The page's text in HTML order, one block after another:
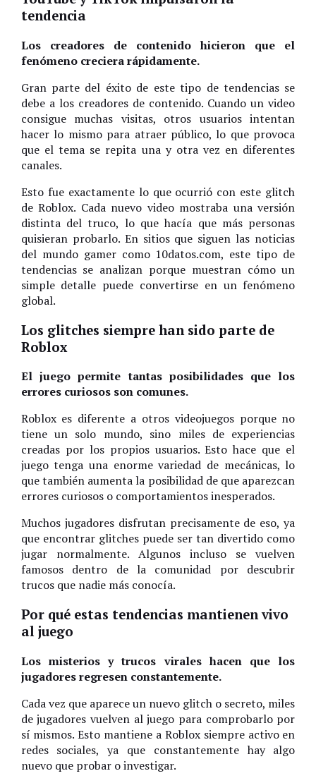
tendencia
Los creadores de contenido hicieron que el
fenómeno creciera rápidamente.
Gran parte del éxito de este tipo de tendencias se
debe a los creadores de contenido. Cuando un video
consigue muchas visitas, otros usuarios intentan
hacer lo mismo para atraer público, lo que provoca
que el tema se repita una y otra vez en diferentes
canales.
Esto fue exactamente lo que ocurrió con este glitch
de Roblox. Cada nuevo video mostraba una versión
distinta del truco, lo que hacía que más personas
quisieran probarlo. En sitios que siguen las noticias
del mundo gamer como 10datos.com, este tipo de
tendencias se analizan porque muestran cómo un
simple detalle puede convertirse en un fenómeno
global.
Los glitches siempre han sido parte de
Roblox
El juego permite tantas posibilidades que los
errores curiosos son comunes.
Roblox es diferente a otros videojuegos porque no
tiene un solo mundo, sino miles de experiencias
creadas por los propios usuarios. Esto hace que el
juego tenga una enorme variedad de mecánicas, lo
que también aumenta la posibilidad de que aparezcan
errores curiosos o comportamientos inesperados.
Muchos jugadores disfrutan precisamente de eso, ya
que encontrar glitches puede ser tan divertido como
jugar normalmente. Algunos incluso se vuelven
famosos dentro de la comunidad por descubrir
trucos que nadie más conocía.
Por qué estas tendencias mantienen vivo
al juego
Los misterios y trucos virales hacen que los
jugadores regresen constantemente.
Cada vez que aparece un nuevo glitch o secreto, miles
de jugadores vuelven al juego para comprobarlo por
sí mismos. Esto mantiene a Roblox siempre activo en
redes sociales, ya que constantemente hay algo
nuevo que probar o investigar.